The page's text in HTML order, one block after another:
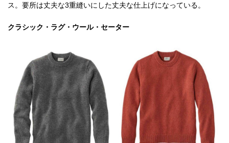
ス。要所は丈夫な3重縫いにした丈夫な仕上げになっている。
クラシック・ラグ・ウール・セーター